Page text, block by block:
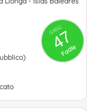
GRSIC
47
Facile